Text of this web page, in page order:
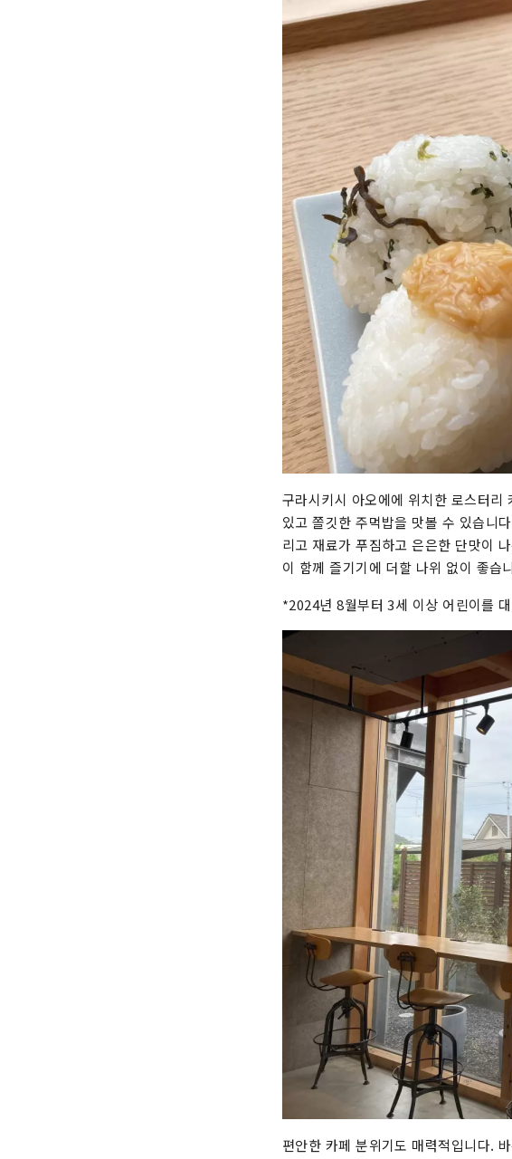
구라시키시 아오에에 위치한 로스터리
있고 쫄깃한 주먹밥을 맛볼 수 있습니
리고 재료가 푸짐하고 은은한 단맛이
이 함께 즐기기에 더할 나위 없이 좋습
*2024년 8월부터 3세 이상 어린이를
편안한 카페 분위기도 매력적입니다.